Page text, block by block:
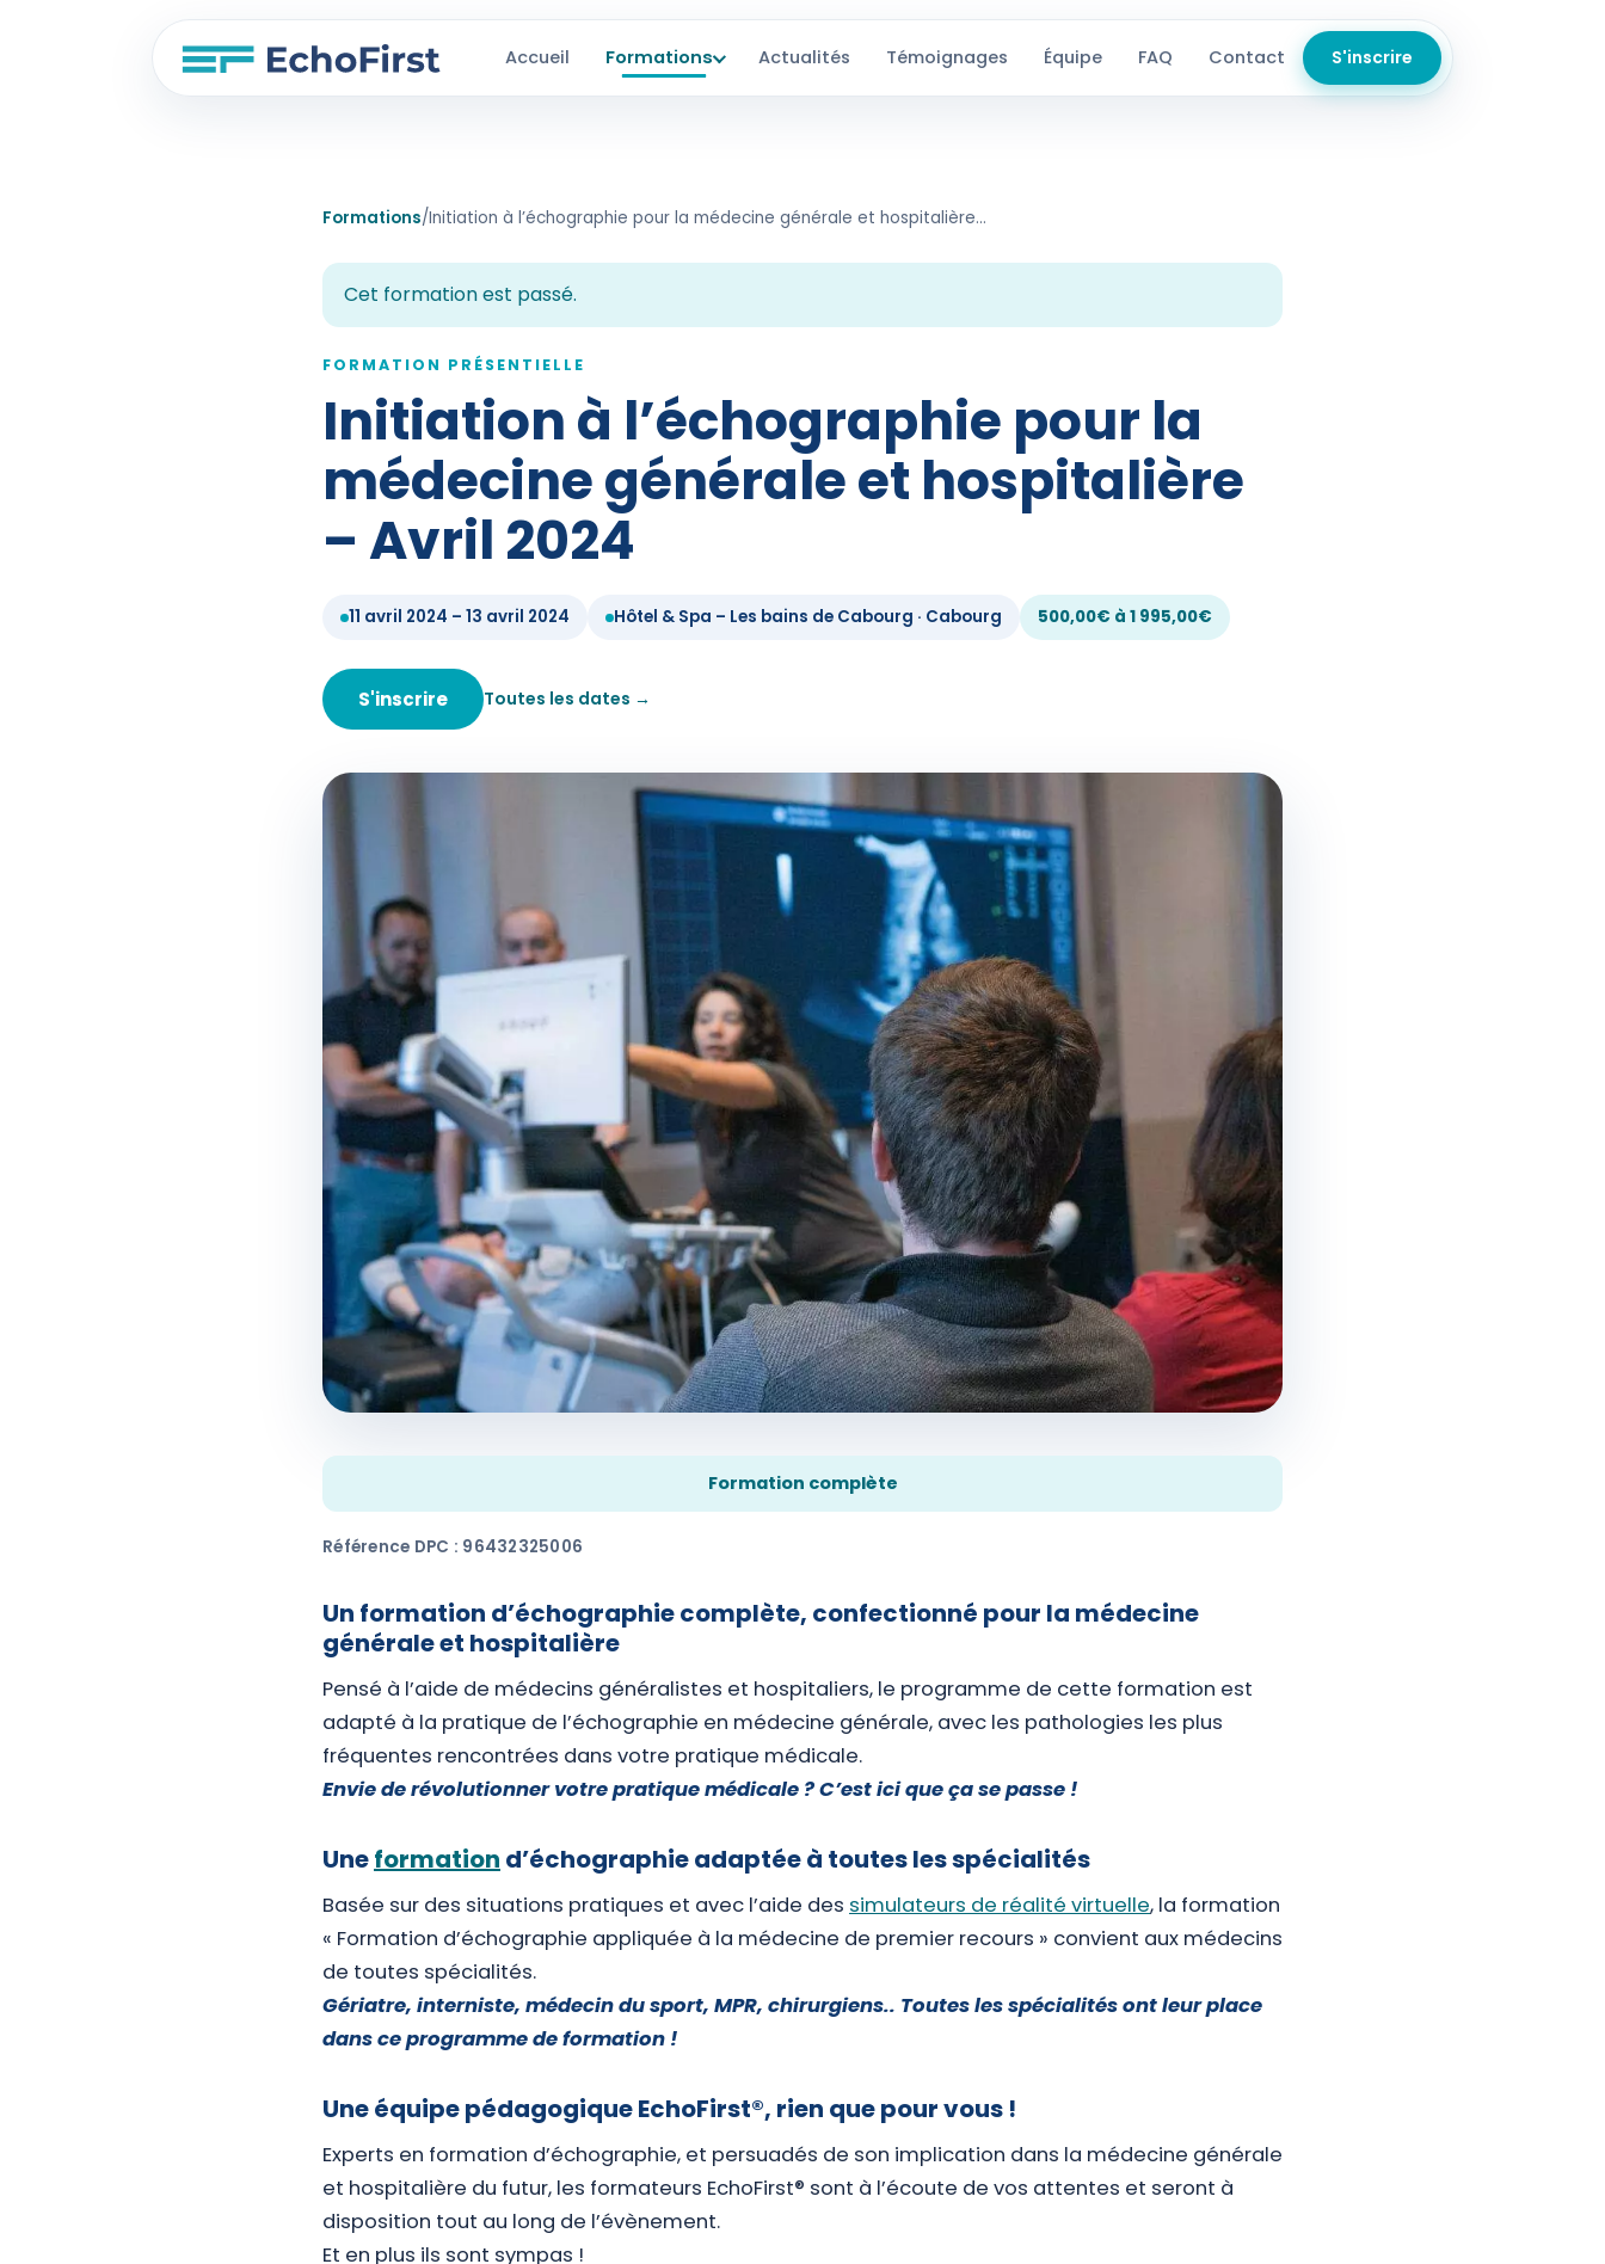
Accueil Formations Actualités Témoignages Équipe FAQ Contact S'inscrire
Formations/ Initiation à l’échographie pour la médecine générale et hospitalière – Avril 2024
Cet formation est passé.
FORMATION PRÉSENTIELLE
Initiation à l’échographie pour la
médecine générale et hospitalière
– Avril 2024
11 avril 2024 – 13 avril 2024 Hôtel & Spa – Les bains de Cabourg · Cabourg 500,00€ à 1 995,00€
S'inscrire Toutes les dates →
Formation complète
Référence DPC : 96432325006
Un formation d’échographie complète, confectionné pour la médecine
générale et hospitalière
Pensé à l’aide de médecins généralistes et hospitaliers, le programme de cette formation est
adapté à la pratique de l’échographie en médecine générale, avec les pathologies les plus
fréquentes rencontrées dans votre pratique médicale.
Envie de révolutionner votre pratique médicale ? C’est ici que ça se passe !
Uneformation d’échographie adaptée à toutes les spécialités
Basée sur des situations pratiques et avec l’aide des simulateurs de réalité virtuelle, la formation
« Formation d’échographie appliquée à la médecine de premier recours » convient aux médecins
de toutes spécialités.
Gériatre, interniste, médecin du sport, MPR, chirurgiens.. Toutes les spécialités ont leur place
dans ce programme de formation !
Une équipe pédagogique EchoFirst®, rien que pour vous !
Experts en formation d’échographie, et persuadés de son implication dans la médecine générale
et hospitalière du futur, les formateurs EchoFirst® sont à l’écoute de vos attentes et seront à
disposition tout au long de l’évènement.
Et en plus ils sont sympas !